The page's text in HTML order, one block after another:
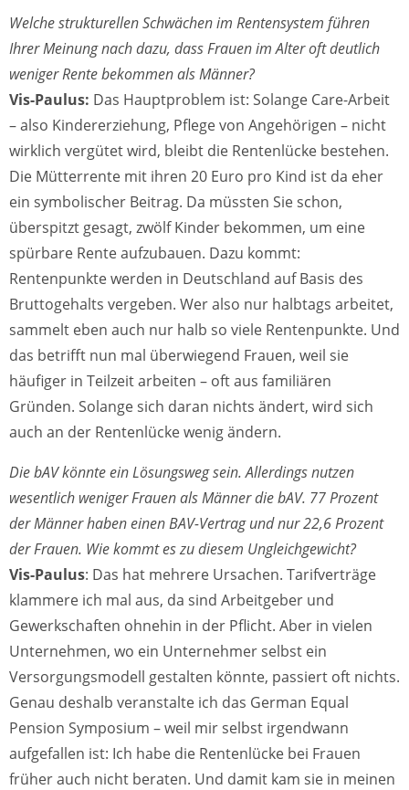
Welche strukturellen Schwächen im Rentensystem führen
Ihrer Meinung nach dazu, dass Frauen im Alter oft deutlich
weniger Rente bekommen als Männer?
Vis-Paulus: Das Hauptproblem ist: Solange Care-Arbeit
– also Kindererziehung, Pflege von Angehörigen – nicht
wirklich vergütet wird, bleibt die Rentenlücke bestehen.
Die Mütterrente mit ihren 20 Euro pro Kind ist da eher
ein symbolischer Beitrag. Da müssten Sie schon,
überspitzt gesagt, zwölf Kinder bekommen, um eine
spürbare Rente aufzubauen. Dazu kommt:
Rentenpunkte werden in Deutschland auf Basis des
Bruttogehalts vergeben. Wer also nur halbtags arbeitet,
sammelt eben auch nur halb so viele Rentenpunkte. Und
das betrifft nun mal überwiegend Frauen, weil sie
häufiger in Teilzeit arbeiten – oft aus familiären
Gründen. Solange sich daran nichts ändert, wird sich
auch an der Rentenlücke wenig ändern.
Die bAV könnte ein Lösungsweg sein. Allerdings nutzen
wesentlich weniger Frauen als Männer die bAV. 77 Prozent
der Männer haben einen BAV-Vertrag und nur 22,6 Prozent
der Frauen. Wie kommt es zu diesem Ungleichgewicht?
Vis-Paulus: Das hat mehrere Ursachen. Tarifverträge
klammere ich mal aus, da sind Arbeitgeber und
Gewerkschaften ohnehin in der Pflicht. Aber in vielen
Unternehmen, wo ein Unternehmer selbst ein
Versorgungsmodell gestalten könnte, passiert oft nichts.
Genau deshalb veranstalte ich das German Equal
Pension Symposium – weil mir selbst irgendwann
aufgefallen ist: Ich habe die Rentenlücke bei Frauen
früher auch nicht beraten. Und damit kam sie in meinen